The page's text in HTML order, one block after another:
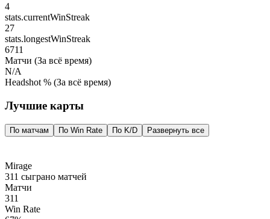
4
stats.currentWinStreak
27
stats.longestWinStreak
6711
Матчи (За всё время)
N/A
Headshot % (За всё время)
Лучшие карты
По матчам По Win Rate По K/D Развернуть все
Mirage
311 сыграно матчей
Матчи
311
Win Rate